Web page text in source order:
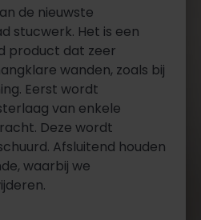
de nieuwste
stucwerk. Het is een
product dat zeer
wanden, zoals bij
Eerst wordt
van enkele
Deze wordt
Afsluitend houden
waarbij we